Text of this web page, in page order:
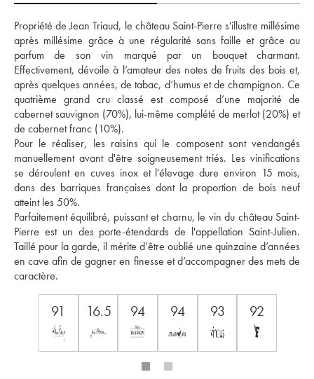
Propriété de Jean Triaud, le château Saint-Pierre s'illustre millésime
après millésime grâce à une régularité sans faille et grâce au
parfum de son vin marqué par un bouquet charmant.
Effectivement, dévoile à l’amateur des notes de fruits des bois et,
après quelques années, de tabac, d’humus et de champignon. Ce
quatrième grand cru classé est composé d’une majorité de
cabernet sauvignon (70%), lui-même complété de merlot (20%) et
de cabernet franc (10%).
Pour le réaliser, les raisins qui le composent sont vendangés
manuellement avant d'être soigneusement triés. Les vinifications
se déroulent en cuves inox et l'élevage dure environ 15 mois,
dans des barriques françaises dont la proportion de bois neuf
atteint les 50%.
Parfaitement équilibré, puissant et charnu, le vin du château Saint-
Pierre est un des porte-étendards de l'appellation Saint-Julien.
Taillé pour la garde, il mérite d’être oublié une quinzaine d’années
en cave afin de gagner en finesse et d’accompagner des mets de
caractère.
91 16.5 94 94 93 92